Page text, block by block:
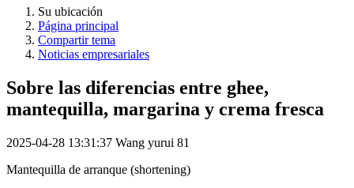
Su ubicación
Página principal
Compartir tema
Noticias empresariales
Sobre las diferencias entre ghee,
mantequilla, margarina y crema fresca
2025-04-28 13:31:37 Wang yurui 81
Mantequilla de arranque (shortening)